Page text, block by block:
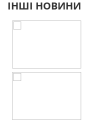
ІНШІ НОВИНИ